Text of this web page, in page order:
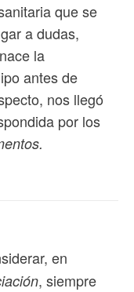
que se
a dudas,
la
antes de
nos llegó
por los
en
, siempre